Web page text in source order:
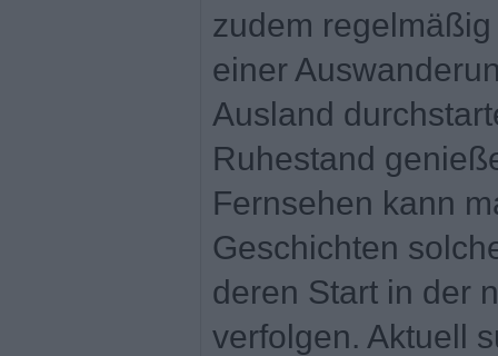
zudem
einer
Ausland
Ruhestand
Fernsehen kann
Geschichten
deren Start in der
verfolgen. Aktuell